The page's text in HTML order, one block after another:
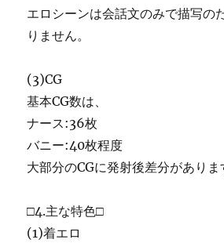
エロシーンは会話文のみで描写の
りません。
(3)CG
基本CG数は、
ナース:36枚
バニー:40枚程度
大部分のCGに発射後差分がありま
□4.主な特色□
(1)着エロ